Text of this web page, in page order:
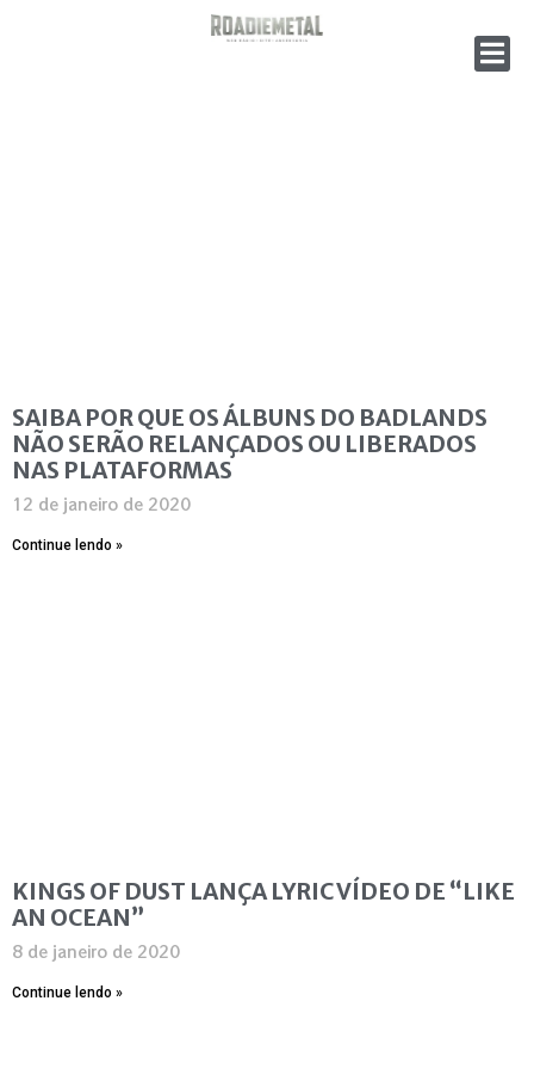
SAIBA POR QUE OS ÁLBUNS DO BADLANDS
NÃO SERÃO RELANÇADOS OU LIBERADOS
NAS PLATAFORMAS
12 de janeiro de 2020
Continue lendo »
KINGS OF DUST LANÇA LYRIC VÍDEO DE “LIKE
AN OCEAN”
8 de janeiro de 2020
Continue lendo »